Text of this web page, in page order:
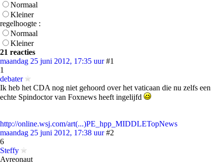
Normaal
Kleiner
regelhoogte :
Normaal
Kleiner
21 reacties
maandag 25 juni 2012, 17:35 uur #1
1
debater
Ik heb het CDA nog niet gehoord over het vaticaan die nu zelfs een
echte Spindoctor van Foxnews heeft ingelijfd
http://online.wsj.com/art(...)PE_hpp_MIDDLETopNews
maandag 25 juni 2012, 17:38 uur #2
6
Steffy
Ayreonaut